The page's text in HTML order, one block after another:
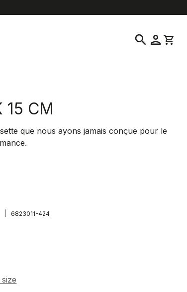
search person shopping_cart
15 CM
que nous ayons jamais conçue pour le
6823011-424